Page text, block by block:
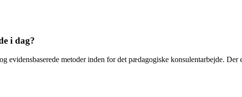
i dag?
metoder inden for det pædagogiske konsulentarbejde. Der